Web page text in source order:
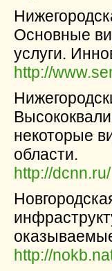
Основные
услуги.
http://
некоторые
области.
http://dcnn.ru/
http://